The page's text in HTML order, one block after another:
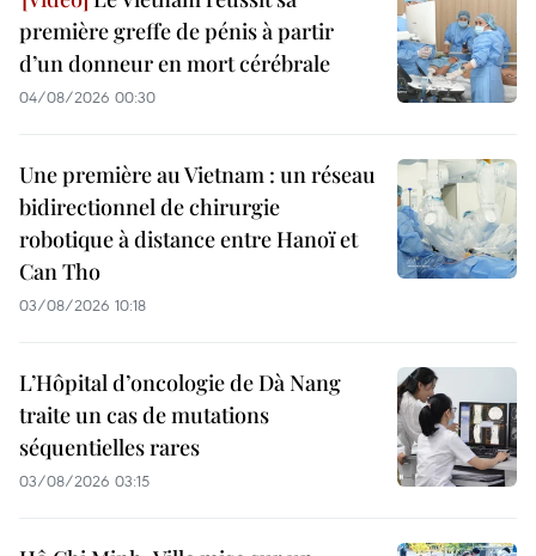
première greffe de pénis à partir
d’un donneur en mort cérébrale
04/08/2026 00:30
Une première au Vietnam : un réseau
bidirectionnel de chirurgie
robotique à distance entre Hanoï et
Can Tho
03/08/2026 10:18
L’Hôpital d’oncologie de Dà Nang
traite un cas de mutations
séquentielles rares
03/08/2026 03:15